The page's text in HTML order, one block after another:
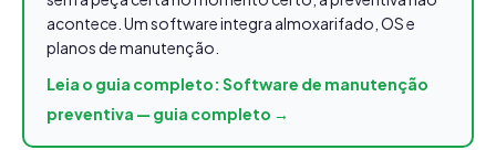
acontece. Um software integra almoxarifado, OS e
planos de manutenção.
Leia o guia completo: Software de manutenção
preventiva — guia completo →